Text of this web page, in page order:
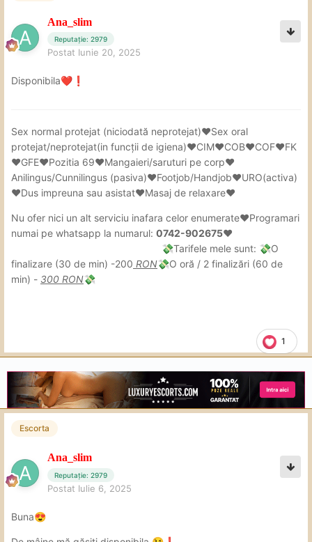
Ana_slim
Reputație: 2979
Postat Iunie 20, 2025
Disponibila❤️ ❗
1
Sex normal protejat (niciodată neprotejat)❤Sex oral
protejat/neprotejat(in funcții de igiena)❤CIM❤COB❤COF❤FK
❤GFE❤Pozitia 69❤Mangaieri/saruturi pe corp❤
Anilingus/Cunnilingus (pasiva)❤Footjob/Handjob❤URO(activa)
❤Dus impreuna sau asistat❤Masaj de relaxare❤
Nu ofer nici un alt serviciu inafara celor enumerate❤Programari
numai pe whatsapp la numarul: 0742-902675❤
💸Tarifele mele sunt: 💸O
finalizare (30 de min) -200 RON💸O oră / 2 finalizări (60 de
min) - 300 RON💸
Escorta
Ana_slim
Reputație: 2979
Postat Iulie 6, 2025
Buna😍